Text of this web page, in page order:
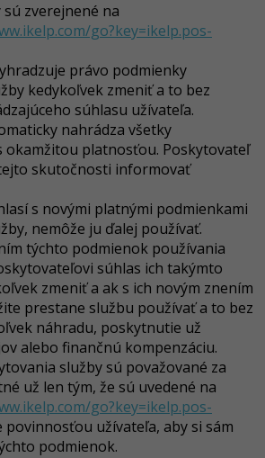
zverejnené na
go?key=ikelp.pos-
právo podmienky
kedykoľvek zmeniť a to bez
súhlasu užívateľa.
nahrádza všetky
okamžitou platnosťou. Poskytovateľ
skutočnosti informovať
s novými platnými podmienkami
nemôže ju ďalej používať.
týchto podmienok používania
súhlas ich takýmto
zmeniť a ak s ich novým znením
prestane službu používať a to bez
náhradu, poskytnutie už
alebo finančnú kompenzáciu.
služby sú považované za
už len tým, že sú uvedené na
go?key=ikelp.pos-
povinnosťou užívateľa, aby si sám
podmienok.